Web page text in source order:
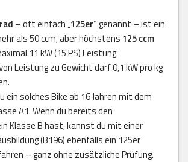
– oft einfach „125er“ genannt – ist ein
als 50 ccm, aber höchstens 125 ccm
11 kW (15 PS) Leistung.
Leistung zu Gewicht darf 0,1 kW pro kg
ein solches Bike ab 16 Jahren mit dem
A1. Wenn du bereits den
Klasse B hast, kannst du mit einer
(B196) ebenfalls ein 125er
– ganz ohne zusätzliche Prüfung.